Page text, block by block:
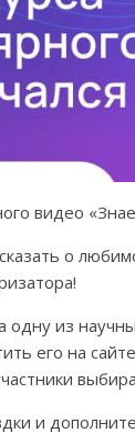
видео
о
одну из
его на
и